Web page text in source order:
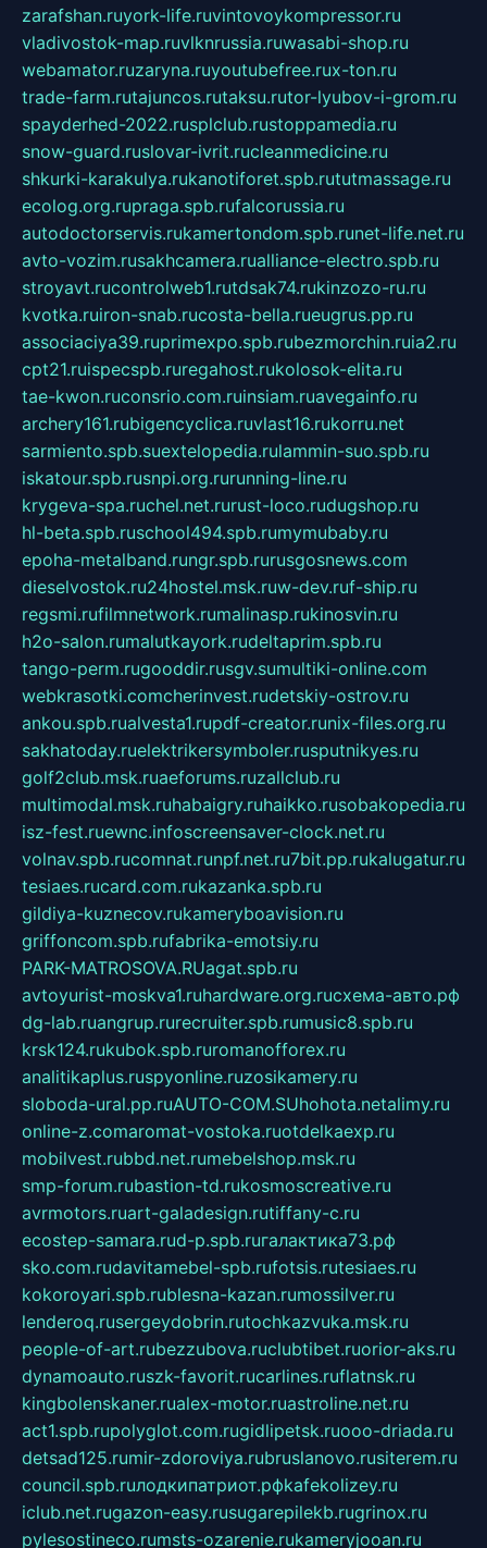
zarafshan.ruyork-life.ruvintovoykompressor.ru
vladivostok-map.ruvlknrussia.ruwasabi-shop.ru
webamator.ruzaryna.ruyoutubefree.rux-ton.ru
trade-farm.rutajuncos.rutaksu.rutor-lyubov-i-grom.ru
spayderhed-2022.rusplclub.rustoppamedia.ru
snow-guard.ruslovar-ivrit.rucleanmedicine.ru
shkurki-karakulya.rukanotiforet.spb.rututmassage.ru
ecolog.org.rupraga.spb.rufalcorussia.ru
autodoctorservis.rukamertondom.spb.runet-life.net.ru
avto-vozim.rusakhcamera.rualliance-electro.spb.ru
stroyavt.rucontrolweb1.rutdsak74.rukinzozo-ru.ru
kvotka.ruiron-snab.rucosta-bella.rueugrus.pp.ru
associaciya39.ruprimexpo.spb.rubezmorchin.ruia2.ru
cpt21.ruispecspb.ruregahost.rukolosok-elita.ru
tae-kwon.ruconsrio.com.ruinsiam.ruavegainfo.ru
archery161.rubigencyclica.ruvlast16.rukorru.net
sarmiento.spb.suextelopedia.rulammin-suo.spb.ru
iskatour.spb.rusnpi.org.rurunning-line.ru
krygeva-spa.ruchel.net.rurust-loco.rudugshop.ru
hl-beta.spb.ruschool494.spb.rumymubaby.ru
epoha-metalband.rungr.spb.rurusgosnews.com
dieselvostok.ru24hostel.msk.ruw-dev.ruf-ship.ru
regsmi.rufilmnetwork.rumalinasp.rukinosvin.ru
h2o-salon.rumalutkayork.rudeltaprim.spb.ru
tango-perm.rugooddir.rusgv.sumultiki-online.com
webkrasotki.comcherinvest.rudetskiy-ostrov.ru
ankou.spb.rualvesta1.rupdf-creator.runix-files.org.ru
sakhatoday.ruelektrikersymboler.rusputnikyes.ru
golf2club.msk.ruaeforums.ruzallclub.ru
multimodal.msk.ruhabaigry.ruhaikko.rusobakopedia.ru
isz-fest.ruewnc.infoscreensaver-clock.net.ru
volnav.spb.rucomnat.runpf.net.ru7bit.pp.rukalugatur.ru
tesiaes.rucard.com.rukazanka.spb.ru
gildiya-kuznecov.rukameryboavision.ru
griffoncom.spb.rufabrika-emotsiy.ru
PARK-MATROSOVA.RUagat.spb.ru
avtoyurist-moskva1.ruhardware.org.ruсхема-авто.рф
dg-lab.ruangrup.rurecruiter.spb.rumusic8.spb.ru
krsk124.rukubok.spb.ruromanofforex.ru
analitikaplus.ruspyonline.ruzosikamery.ru
sloboda-ural.pp.ruAUTO-COM.SUhohota.netalimy.ru
online-z.comaromat-vostoka.ruotdelkaexp.ru
mobilvest.rubbd.net.rumebelshop.msk.ru
smp-forum.rubastion-td.rukosmoscreative.ru
avrmotors.ruart-galadesign.rutiffany-c.ru
ecostep-samara.rud-p.spb.ruгалактика73.рф
sko.com.rudavitamebel-spb.rufotsis.rutesiaes.ru
kokoroyari.spb.rublesna-kazan.rumossilver.ru
lenderoq.rusergeydobrin.rutochkazvuka.msk.ru
people-of-art.rubezzubova.ruclubtibet.ruorior-aks.ru
dynamoauto.ruszk-favorit.rucarlines.ruflatnsk.ru
kingbolenskaner.rualex-motor.ruastroline.net.ru
act1.spb.rupolyglot.com.rugidlipetsk.ruooo-driada.ru
detsad125.rumir-zdoroviya.rubruslanovo.rusiterem.ru
council.spb.ruлодкипатриот.рфkafekolizey.ru
iclub.net.rugazon-easy.rusugarepilekb.rugrinox.ru
pylesostineco.rumsts-ozarenie.rukameryjooan.ru